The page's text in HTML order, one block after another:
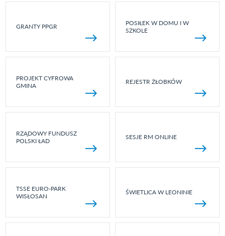
GRANTY PPGR
POSIŁEK W DOMU I W
SZKOLE
PROJEKT CYFROWA
GMINA
REJESTR ŻŁOBKÓW
RZĄDOWY FUNDUSZ
POLSKI ŁAD
SESJE RM ONLINE
TSSE EURO-PARK
WISŁOSAN
ŚWIETLICA W LEONINIE